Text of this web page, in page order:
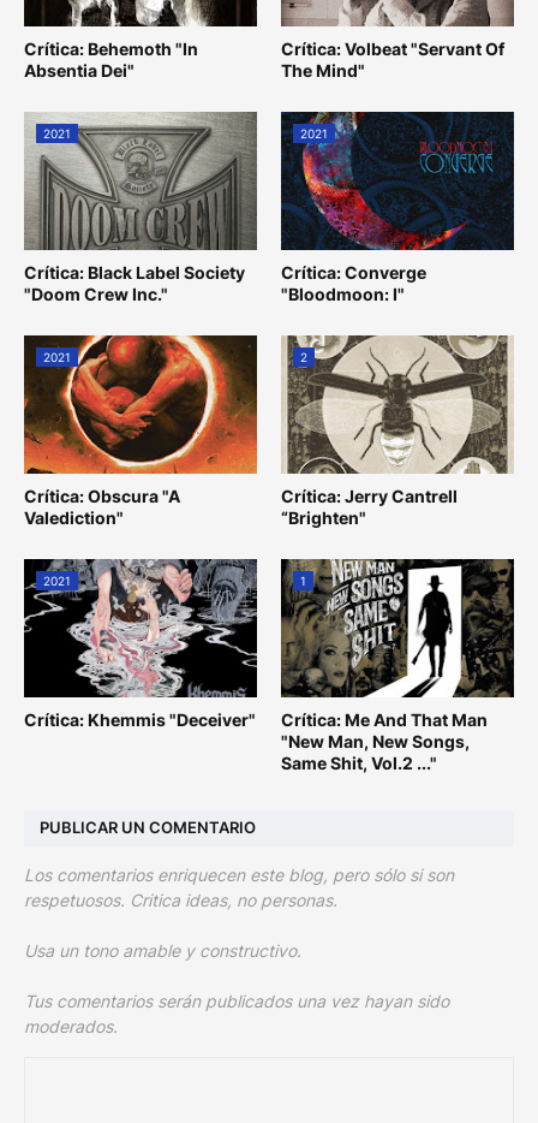
Crítica: Behemoth "In
Absentia Dei"
Crítica: Volbeat "Servant Of
The Mind"
2021
Crítica: Black Label Society
"Doom Crew Inc."
2021
Crítica: Converge
"Bloodmoon: I"
2021
Crítica: Obscura "A
Valediction"
2
Crítica: Jerry Cantrell
“Brighten"
2021
Crítica: Khemmis "Deceiver"
1
Crítica: Me And That Man
"New Man, New Songs,
Same Shit, Vol.2 ..."
PUBLICAR UN COMENTARIO
Los comentarios enriquecen este blog, pero sólo si son
respetuosos. Critica ideas, no personas.
Usa un tono amable y constructivo.
Tus comentarios serán publicados una vez hayan sido
moderados.